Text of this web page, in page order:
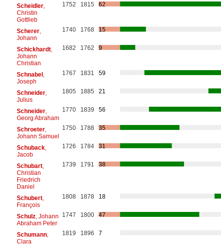
Scheidler,
Christin
Gottlieb
1752 1815 62
Scherer,
Johann
1740 1768 15
Schickhardt,
Johann
Christian
1682 1762 9
Schnabel,
Joseph
1767 1831 59
Schneider,
Julius
1805 1885 21
Schneider,
Georg Abraham
1770 1839 56
Schroeter,
Johann Samuel
1750 1788 35
Schuback,
Jacob
1726 1784 31
Schubart,
Christian
Friedrich
Daniel
1739 1791 38
Schubert,
François
1808 1878 18
Schulz, Johann
Abraham Peter
1747 1800 47
Schumann,
Clara
1819 1896 7